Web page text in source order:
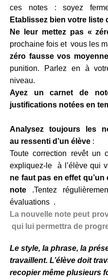
ces notes : soyez
Etablissez bien votre liste
Ne leur mettez pas «
prochaine fois et vous les
zéro fausse vos
punition. Parlez en à
niveau.
Ayez un carnet de
justifications notées en
Analysez toujours les
au ressenti d’un élève :
Toute correction revêt
expliquez-le à l’élève qui
ne faut pas en effet
note .Tentez
évaluations .
La nouvelle note peut
qui lui permettra de
Le style, la phrase, la
travaillent. L’élève doit
recopier même plusieurs